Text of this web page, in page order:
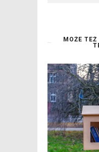
MOŻE